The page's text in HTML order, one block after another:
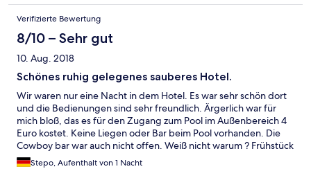
Verifizierte Bewertung
8/10 – Sehr gut
10. Aug. 2018
Schönes ruhig gelegenes sauberes Hotel.
Wir waren nur eine Nacht in dem Hotel. Es war sehr schön dort
und die Bedienungen sind sehr freundlich. Ärgerlich war für
mich bloß, das es für den Zugang zum Pool im Außenbereich 4
Euro kostet. Keine Liegen oder Bar beim Pool vorhanden. Die
Cowboy bar war auch nicht offen. Weiß nicht warum ? Frühstück
war sehr gut. Im großen und ganzem war es aber ein schöner
Aufenthalt.
Stepo, Aufenthalt von 1 Nacht